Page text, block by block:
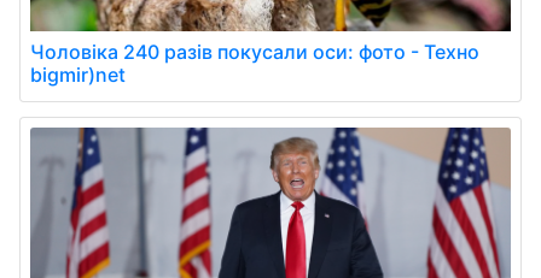
Чоловіка 240 разів покусали оси: фото - Техно
bigmir)net